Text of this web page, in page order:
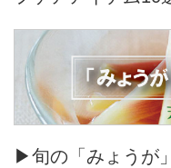
▶旬の「みょうが